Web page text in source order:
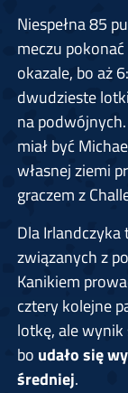
Niespełna 85
meczu pokonać
okazale, bo aż
dwudzieste
na
miał być
własnej ziemi
graczem z
Dla
związanych z
Kanikiem
cztery kolejne
lotkę, ale wynik
bo udało się
średniej.